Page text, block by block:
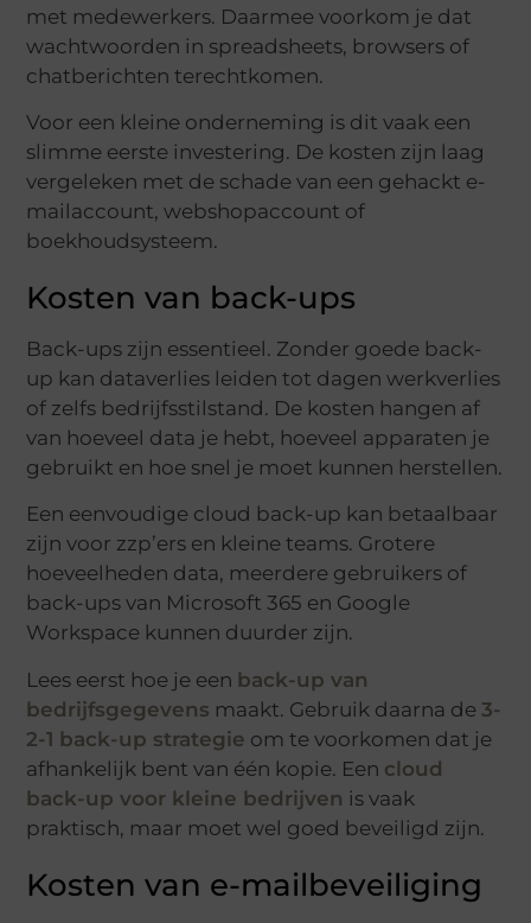
met medewerkers. Daarmee voorkom je dat
wachtwoorden in spreadsheets, browsers of
chatberichten terechtkomen.
Voor een kleine onderneming is dit vaak een
slimme eerste investering. De kosten zijn laag
vergeleken met de schade van een gehackt e-
mailaccount, webshopaccount of
boekhoudsysteem.
Kosten van back-ups
Back-ups zijn essentieel. Zonder goede back-
up kan dataverlies leiden tot dagen werkverlies
of zelfs bedrijfsstilstand. De kosten hangen af
van hoeveel data je hebt, hoeveel apparaten je
gebruikt en hoe snel je moet kunnen herstellen.
Een eenvoudige cloud back-up kan betaalbaar
zijn voor zzp’ers en kleine teams. Grotere
hoeveelheden data, meerdere gebruikers of
back-ups van Microsoft 365 en Google
Workspace kunnen duurder zijn.
Lees eerst hoe je een back-up van
bedrijfsgegevens maakt. Gebruik daarna de3-
2-1 back-up strategie om te voorkomen dat je
afhankelijk bent van één kopie. Een cloud
back-up voor kleine bedrijven is vaak
praktisch, maar moet wel goed beveiligd zijn.
Kosten van e-mailbeveiliging